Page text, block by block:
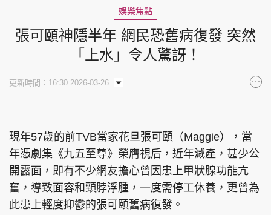
娛樂焦點
張可頤神隱半年 網民恐舊病復發 突然
「上水」令人驚訝！
更新時間：16:30 2026-03-26
現年57歲的前TVB當家花旦張可頤（Maggie），當
年憑劇集《九五至尊》榮膺視后，近年減產，甚少公
開露面，即有不少網友擔心曾因患上甲狀腺功能亢
奮，導致面容和頸脖浮腫，一度需停工休養，更曾為
此患上輕度抑鬱的張可頤舊病復發。